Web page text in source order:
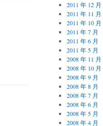
2011 年 12 月
2011 年 11 月
2011 年 10 月
2011 年 7 月
2011 年 6 月
2011 年 5 月
2008 年 11 月
2008 年 10 月
2008 年 9 月
2008 年 8 月
2008 年 7 月
2008 年 6 月
2008 年 5 月
2008 年 4 月